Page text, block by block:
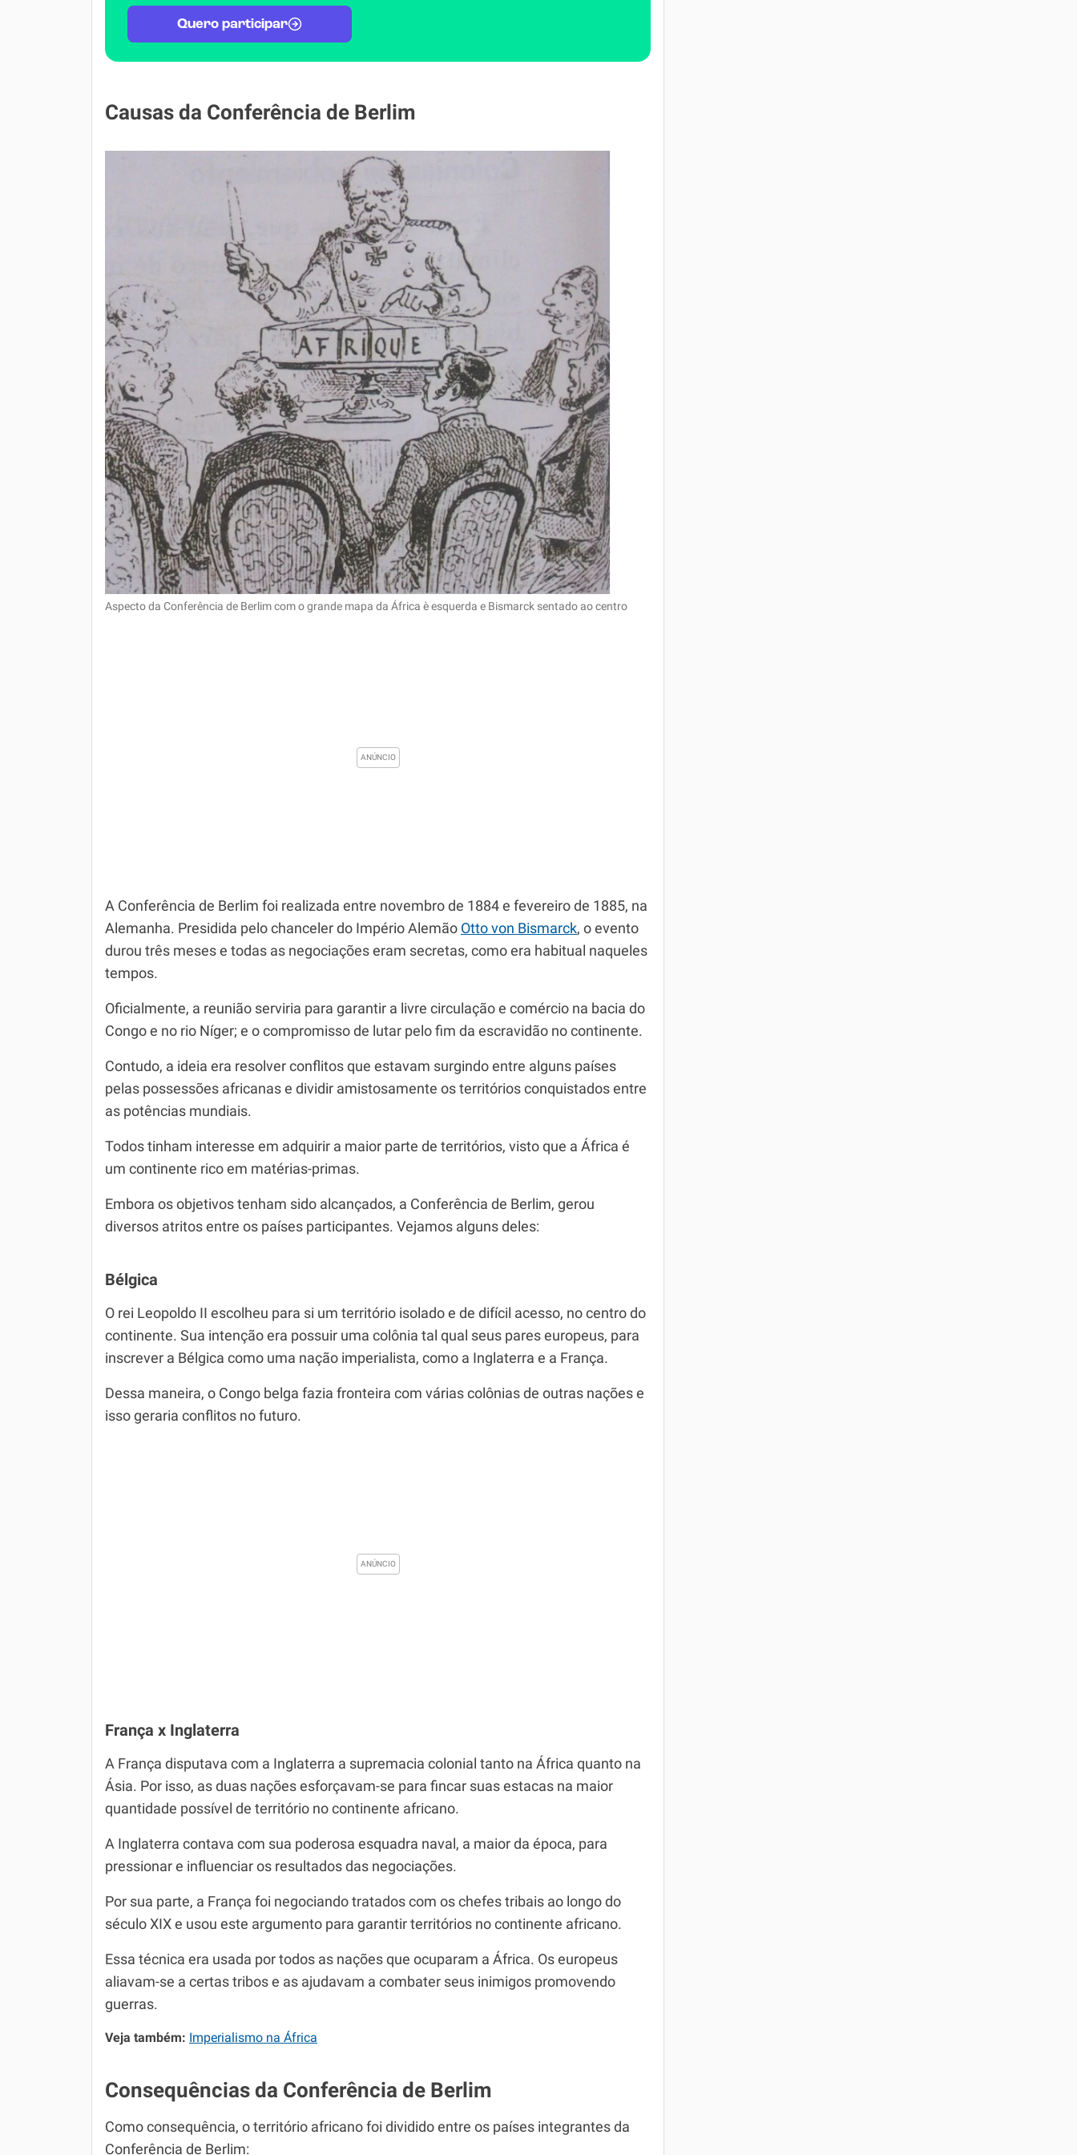
Quero participar
Causas da Conferência de Berlim
Aspecto da Conferência de Berlim com o grande mapa da África è esquerda e Bismarck sentado ao centro
A Conferência de Berlim foi realizada entre novembro de 1884 e fevereiro de 1885, na
Alemanha. Presidida pelo chanceler do Império Alemão Otto von Bismarck, o evento
durou três meses e todas as negociações eram secretas, como era habitual naqueles
tempos.
Oficialmente, a reunião serviria para garantir a livre circulação e comércio na bacia do
Congo e no rio Níger; e o compromisso de lutar pelo fim da escravidão no continente.
Contudo, a ideia era resolver conflitos que estavam surgindo entre alguns países
pelas possessões africanas e dividir amistosamente os territórios conquistados entre
as potências mundiais.
Todos tinham interesse em adquirir a maior parte de territórios, visto que a África é
um continente rico em matérias-primas.
Embora os objetivos tenham sido alcançados, a Conferência de Berlim, gerou
diversos atritos entre os países participantes. Vejamos alguns deles:
Bélgica
O rei Leopoldo II escolheu para si um território isolado e de difícil acesso, no centro do
continente. Sua intenção era possuir uma colônia tal qual seus pares europeus, para
inscrever a Bélgica como uma nação imperialista, como a Inglaterra e a França.
Dessa maneira, o Congo belga fazia fronteira com várias colônias de outras nações e
isso geraria conflitos no futuro.
França x Inglaterra
A França disputava com a Inglaterra a supremacia colonial tanto na África quanto na
Ásia. Por isso, as duas nações esforçavam-se para fincar suas estacas na maior
quantidade possível de território no continente africano.
A Inglaterra contava com sua poderosa esquadra naval, a maior da época, para
pressionar e influenciar os resultados das negociações.
Por sua parte, a França foi negociando tratados com os chefes tribais ao longo do
século XIX e usou este argumento para garantir territórios no continente africano.
Essa técnica era usada por todos as nações que ocuparam a África. Os europeus
aliavam-se a certas tribos e as ajudavam a combater seus inimigos promovendo
guerras.
Veja também: Imperialismo na África
Consequências da Conferência de Berlim
Como consequência, o território africano foi dividido entre os países integrantes da
Conferência de Berlim: